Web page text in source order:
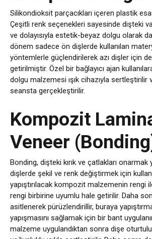
Silikondioksit parçacıkları içeren plastik
Çeşitli renk seçenekleri sayesinde dişteki
ve dolayısıyla estetik-beyaz dolgu olarak da
dönem sadece ön dişlerde kullanılan
yöntemlerle güçlendirilerek azı dişler için
getirilmiştir. Özel bir bağlayıcı ajan
dolgu malzemesi ışık cihazıyla sertleştirilir
seansta gerçekleştirilir.
Kompozit
Veneer
Bonding, dişteki kırık ve çatlakları
dişlerde şekil ve renk değiştirmek için
yapıştırılacak kompozit malzemenin rengi
rengi birbirine uyumlu hale getirilir. Daha
asitlenerek pürüzlendirillir, buraya
yapışmasını sağlamak için bir bant
malzeme uygulandıktan sonra dişe